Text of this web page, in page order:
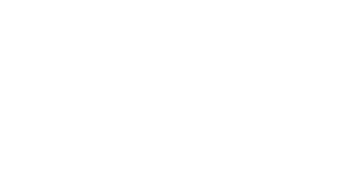
der zu unserem Erfolg beiträgt, seine Menschen- und
Schaden nehmen. Daher ist dieses Leitbild die Grundlage
werden, beruhen auf den Abkommen der Internationalen
Nationen.
in diesem Dokument aufgeführten Verhaltensnormen leisten. Jegliche
Rahmen des uns zur Verfügung stehenden Einflusses angehen.